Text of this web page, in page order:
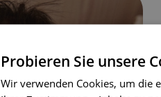
Probieren Sie unsere
Wir verwenden Cookies, um die